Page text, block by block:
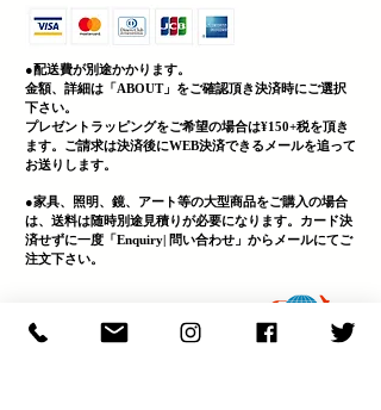
●配送費が別途かかります。
金額、詳細は「 ABOUT」をご確認頂き決済時にご選択
下さい。
プレゼントラッピングをご希望の場合は¥150+税を頂き
ます。ご請求は決済後にWEB決済できるメールを追って
お送りします。
●家具、照明、鏡、 アート等の大型商品をご購入の場合
は、送料は随時別途見積りが必要になります。カード決
済せずに一度「Enquiry| 問い合わせ」からメールにてご
注文下さい。